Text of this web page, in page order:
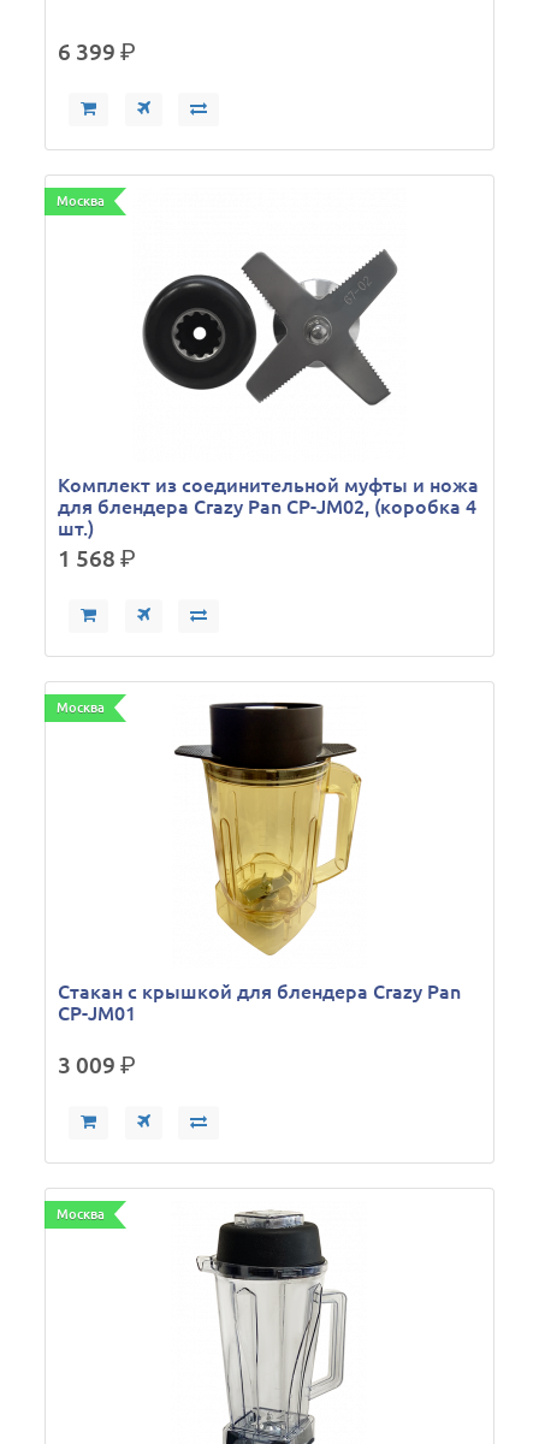
6 399р.
Москва
Комплект из соединительной муфты и ножа
для блендера Crazy Pan CP-JM02, (коробка 4
шт.)
1 568р.
Москва
Стакан с крышкой для блендера Crazy Pan
CP-JM01
3 009р.
Москва